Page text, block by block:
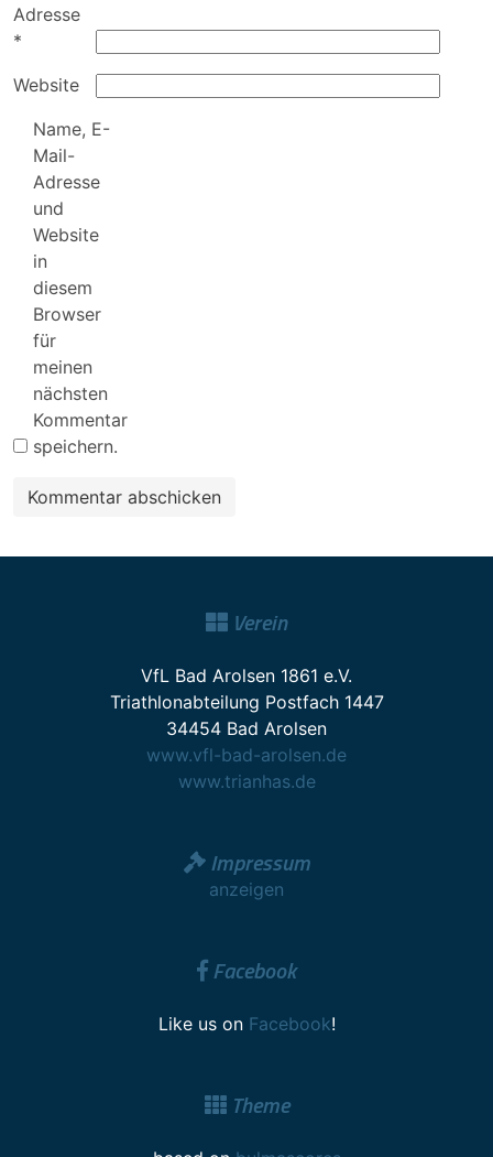
Adresse
*
Website
Name, E-
Mail-
Adresse
und
Website
in
diesem
Browser
für
meinen
nächsten
Kommentar
speichern.
Verein
VfL Bad Arolsen 1861 e.V.
Triathlonabteilung Postfach 1447
34454 Bad Arolsen
www.vfl-bad-arolsen.de
www.trianhas.de
Impressum
anzeigen
Facebook
Like us on Facebook!
Theme